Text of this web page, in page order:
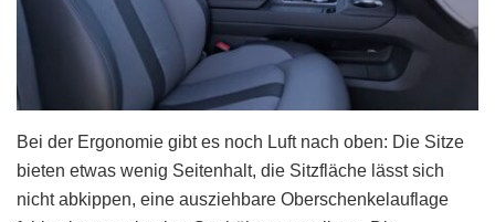
Bei der Ergonomie gibt es noch Luft nach oben: Die Sitze
bieten etwas wenig Seitenhalt, die Sitzfläche lässt sich
nicht abkippen, eine ausziehbare Oberschenkelauflage